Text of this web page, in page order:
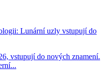
Lunární uzly vstupují do
vstupují do nových znamení.